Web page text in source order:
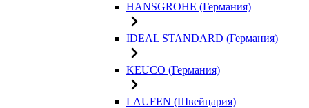
HANSGROHE (Германия)
IDEAL STANDARD (Германия)
KEUCO (Германия)
LAUFEN (Швейцария)